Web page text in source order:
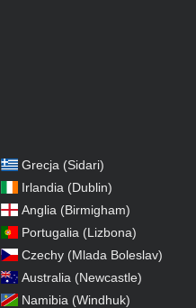
Grecja (Sidari)
Irlandia (Dublin)
Anglia (Birmigham)
Portugalia (Lizbona)
Czechy (Mlada Boleslav)
Australia (Newcastle)
Namibia (Windhuk)